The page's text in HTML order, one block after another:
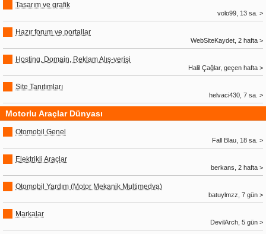
Tasarım ve grafik
volo99, 13 sa. >
Hazır forum ve portallar
WebSiteKaydet, 2 hafta >
Hosting, Domain, Reklam Alış-verişi
Halil Çağlar, geçen hafta >
Site Tanıtımları
helvaci430, 7 sa. >
Motorlu Araçlar Dünyası
Otomobil Genel
Fall Blau, 18 sa. >
Elektrikli Araçlar
berkans, 2 hafta >
Otomobil Yardım (Motor Mekanik Multimedya)
batuylmzz, 7 gün >
Markalar
DevilArch, 5 gün >